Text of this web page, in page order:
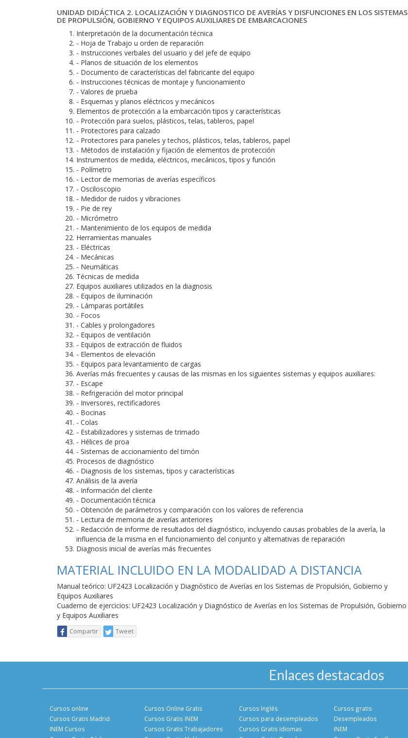
UNIDAD DIDÁCTICA 2. LOCALIZACIÓN Y DIAGNOSTICO DE AVERÍAS Y DISFUNCIONES EN LOS SISTEMAS
DE PROPULSIÓN, GOBIERNO Y EQUIPOS AUXILIARES DE EMBARCACIONES
Interpretación de la documentación técnica
- Hoja de Trabajo u orden de reparación
- Instrucciones verbales del usuario y del jefe de equipo
- Planos de situación de los elementos
- Documento de características del fabricante del equipo
- Instrucciones técnicas de montaje y funcionamiento
- Valores de prueba
- Esquemas y planos eléctricos y mecánicos
Elementos de protección a la embarcación tipos y características
- Protección para suelos, plásticos, telas, tableros, papel
- Protectores para calzado
- Protectores para paneles y techos, plásticos, telas, tableros, papel
- Métodos de instalación y fijación de elementos de protección
Instrumentos de medida, eléctricos, mecánicos, tipos y función
- Polímetro
- Lector de memorias de averías específicos
- Osciloscopio
- Medidor de ruidos y vibraciones
- Pie de rey
- Micrómetro
- Mantenimiento de los equipos de medida
Herramientas manuales
- Eléctricas
- Mecánicas
- Neumáticas
Técnicas de medida
Equipos auxiliares utilizados en la diagnosis
- Equipos de iluminación
- Lámparas portátiles
- Focos
- Cables y prolongadores
- Equipos de ventilación
- Equipos de extracción de fluidos
- Elementos de elevación
- Equipos para levantamiento de cargas
Averías más frecuentes y causas de las mismas en los siguientes sistemas y equipos auxiliares:
- Escape
- Refrigeración del motor principal
- Inversores, rectificadores
- Bocinas
- Colas
- Estabilizadores y sistemas de trimado
- Hélices de proa
- Sistemas de accionamiento del timón
Procesos de diagnóstico
- Diagnosis de los sistemas, tipos y características
Análisis de la avería
- Información del cliente
- Documentación técnica
- Obtención de parámetros y comparación con los valores de referencia
- Lectura de memoria de averías anteriores
- Redacción de informe de resultados del diagnóstico, incluyendo causas probables de la avería, la
influencia de la misma en el funcionamiento del conjunto y alternativas de reparación
Diagnosis inicial de averías más frecuentes
MATERIAL INCLUIDO EN LA MODALIDAD A DISTANCIA
Manual teórico: UF2423 Localización y Diagnóstico de Averías en los Sistemas de Propulsión, Gobierno y
Equipos Auxiliares
Cuaderno de ejercicios: UF2423 Localización y Diagnóstico de Averías en los Sistemas de Propulsión, Gobierno
y Equipos Auxiliares
Compartir Tweet
Enlaces destacados
Cursos online
Cursos Gratis Madrid
INEM Cursos
Cursos Online Gratis
Cursos Gratis INEM
Cursos Gratis Trabajadores
Cursos Inglés
Cursos para desempleados
Cursos Gratis Idiomas
Cursos gratis
Desempleados
INEM